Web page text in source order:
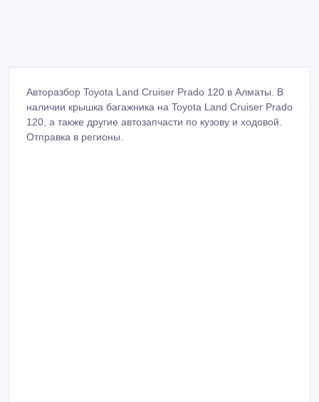
Авторазбор Toyota Land Cruiser Prado 120 в Алматы. В
наличии крышка багажника на Toyota Land Cruiser Prado
120, а также другие автозапчасти по кузову и ходовой.
Отправка в регионы.